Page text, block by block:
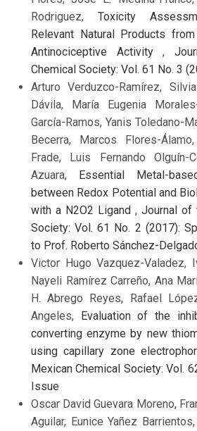
Rodriguez, Toxicity
Relevant Natural Products
Antinociceptive Activity,
Chemical Society: Vol. 61 No. 3
Arturo Verduzco-Ramírez,
Dávila, María Eugenia
García-Ramos, Yanis Toledano-
Becerra, Marcos Flores-
Frade, Luis Fernando Olguín-
Azuara, Essential Metal-
between Redox Potential and
with a N2O2 Ligand , Journal of
Society: Vol. 61 No. 2 (2017):
to Prof. Roberto Sánchez-
Victor Hugo Vazquez-Valadez,
Nayeli Ramírez Carreño, Ana
H. Abrego Reyes, Rafael
Angeles, Evaluation of the
converting enzyme by new
using capillary zone
Mexican Chemical Society: Vol.
Issue
Oscar David Guevara Moreno,
Aguilar, Eunice Yañez Barrientos,